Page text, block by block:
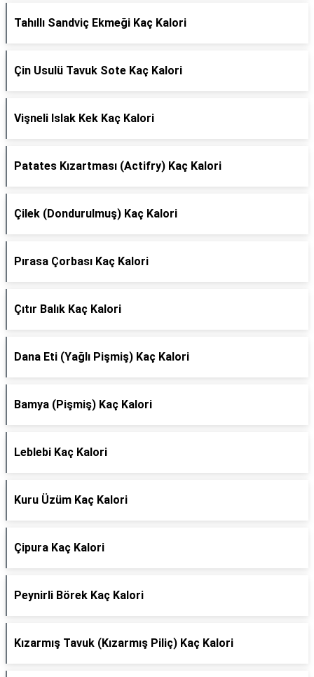
Tahıllı Sandviç Ekmeği Kaç Kalori
Çin Usulü Tavuk Sote Kaç Kalori
Vişneli Islak Kek Kaç Kalori
Patates Kızartması (Actifry) Kaç Kalori
Çilek (Dondurulmuş) Kaç Kalori
Pırasa Çorbası Kaç Kalori
Çıtır Balık Kaç Kalori
Dana Eti (Yağlı Pişmiş) Kaç Kalori
Bamya (Pişmiş) Kaç Kalori
Leblebi Kaç Kalori
Kuru Üzüm Kaç Kalori
Çipura Kaç Kalori
Peynirli Börek Kaç Kalori
Kızarmış Tavuk (Kızarmış Piliç) Kaç Kalori